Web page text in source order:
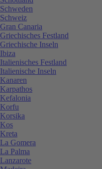
Schweden
Schweiz
Gran Canaria
Griechisches Festland
Griechische Inseln
Ibiza
Italienisches Festland
Italienische Inseln
Kanaren
Karpathos
Kefalonia
Korfu
Korsika
Kos
Kreta
La Gomera
La Palma
Lanzarote